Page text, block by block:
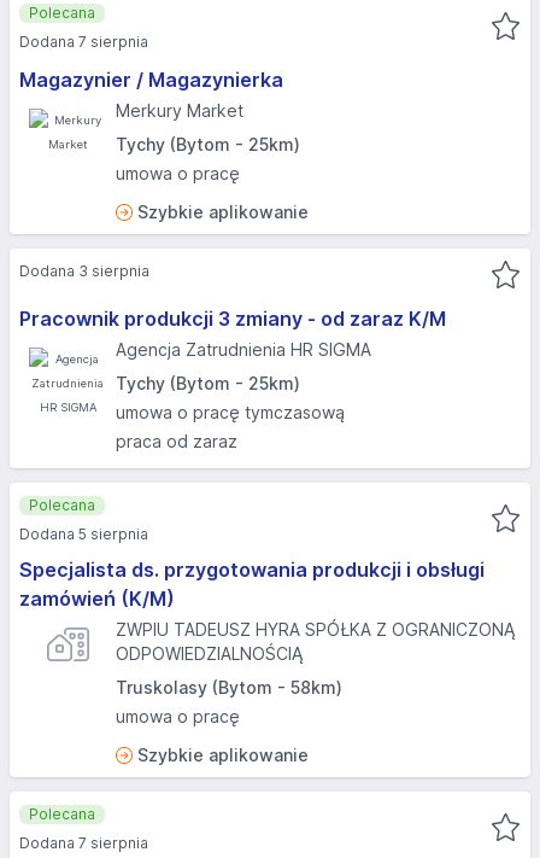
Magazynier / Magazynierka
Merkury Market
Tychy (Bytom - 25km)
umowa o pracę
Szybkie aplikowanie
Polecana
Dodana 7 sierpnia
Pracownik produkcji 3 zmiany - od zaraz K/M
Agencja Zatrudnienia HR SIGMA
Tychy (Bytom - 25km)
umowa o pracę tymczasową
praca od zaraz
Dodana 3 sierpnia
Specjalista ds. przygotowania produkcji i obsługi
zamówień (K/M)
ZWPIU TADEUSZ HYRA SPÓŁKA Z OGRANICZONĄ
ODPOWIEDZIALNOŚCIĄ
Truskolasy (Bytom - 58km)
umowa o pracę
Szybkie aplikowanie
Polecana
Dodana 5 sierpnia
Polecana
Dodana 7 sierpnia